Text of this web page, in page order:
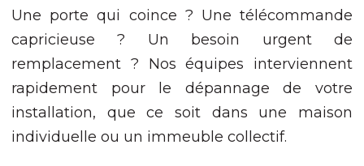
Une porte qui coince ? Une télécommande
capricieuse ? Un besoin urgent de
remplacement ? Nos équipes interviennent
rapidement pour le dépannage de votre
installation, que ce soit dans une maison
individuelle ou un immeuble collectif.
comportement
lorsque vous
visitez notre
site, vous
augmentez les
chances de voir
du contenu et
des offres
personnalisés.